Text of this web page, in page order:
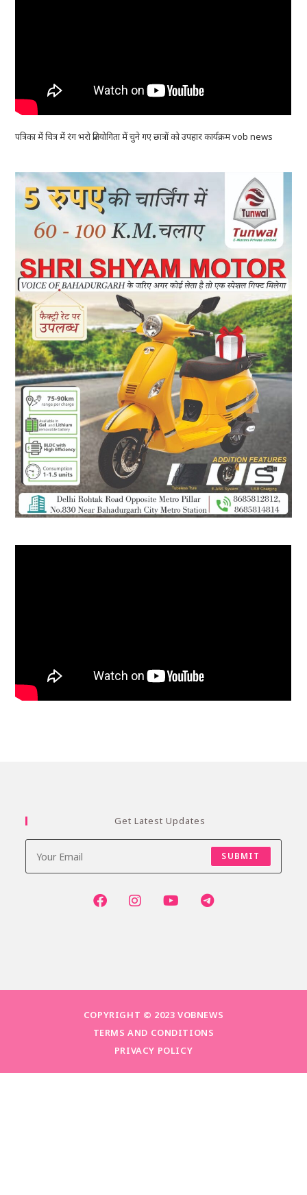
पत्रिका में चित्र में रंग भरो प्रतियोगिता में चुने गए छात्रों को उपहार कार्यक्रम vob news
Get Latest Updates
SUBMIT
COPYRIGHT © 2023 VOBNEWS
TERMS AND CONDITIONS
PRIVACY POLICY